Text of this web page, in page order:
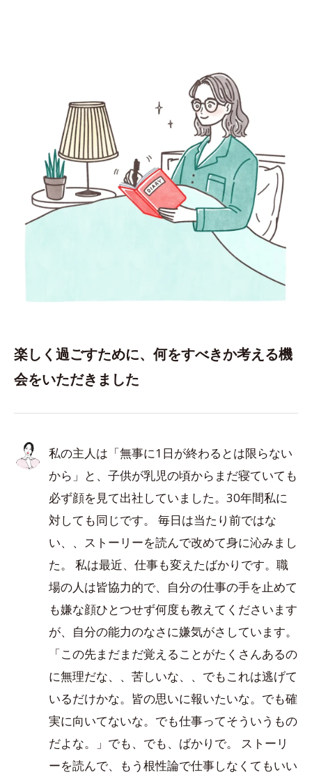
楽しく過ごすために、何をすべきか考える機
会をいただきました
私の主人は「無事に1日が終わるとは限らない
から」と、子供が乳児の頃からまだ寝ていても
必ず顔を見て出社していました。30年間私に
対しても同じです。 毎日は当たり前ではな
い、、ストーリーを読んで改めて身に沁みまし
た。 私は最近、仕事も変えたばかりです。職
場の人は皆協力的で、自分の仕事の手を止めて
も嫌な顔ひとつせず何度も教えてくださいます
が、自分の能力のなさに嫌気がさしています。
「この先まだまだ覚えることがたくさんあるの
に無理だな、、苦しいな、、でもこれは逃げて
いるだけかな。皆の思いに報いたいな。でも確
実に向いてないな。でも仕事ってそういうもの
だよな。」でも、でも、ばかりで。 ストーリ
ーを読んで、もう根性論で仕事しなくてもいい